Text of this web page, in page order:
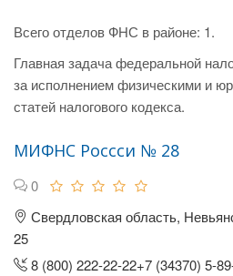
Всего отделов ФНС в районе: 1.
Главная задача федеральной
за исполнением физическими и
статей налогового кодекса.
МИФНС Россси № 28
0
Свердловская область,
25
8 (800) 222-22-22+7 (34370) 5-